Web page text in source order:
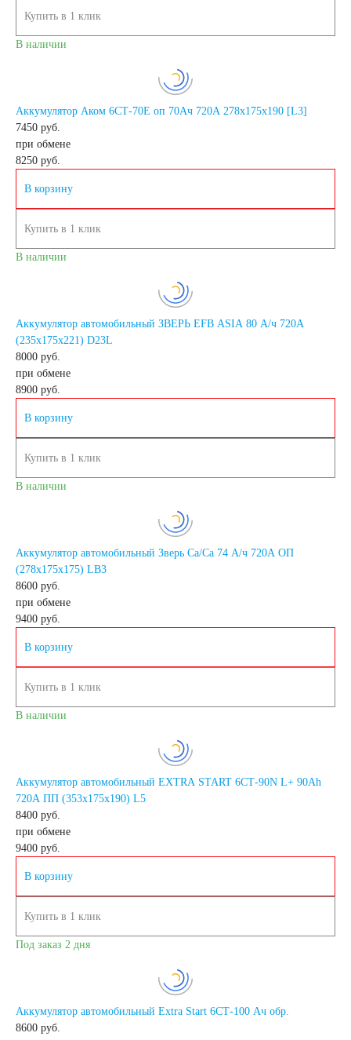
AGM
Аккумуляторы по стране
Япония
США
Словения
Беларусь
Китай
Казахстан
напряжению
Аккумуляторы по стране
Аккумуляторы для
Купить в 1 клик
В наличии
Аккумулятор Аком 6СТ-70Е оп 70Ач 720А 278х175х190 [L3]
7450 руб.
при обмене
8250 руб.
В корзину
Купить в 1 клик
В наличии
Аккумулятор автомобильный ЗВЕРЬ EFB ASIA 80 А/ч 720А
(235х175х221) D23L
8000 руб.
при обмене
8900 руб.
В корзину
Купить в 1 клик
В наличии
Аккумулятор автомобильный Зверь Са/Са 74 А/ч 720А ОП
(278x175x175) LB3
8600 руб.
при обмене
9400 руб.
В корзину
Купить в 1 клик
В наличии
Аккумулятор автомобильный EXTRA START 6СТ-90N L+ 90Аh
720A ПП (353x175x190) L5
8400 руб.
при обмене
9400 руб.
В корзину
Купить в 1 клик
Под заказ 2 дня
Аккумулятор автомобильный Extra Start 6СТ-100 Ач обр.
8600 руб.